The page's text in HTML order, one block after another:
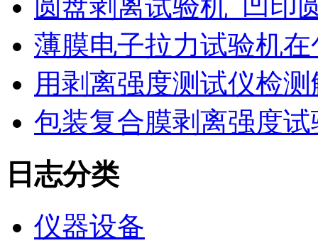
圆盘剥离试验机_凹印
薄膜电子拉力试验机
用剥离强度测试仪检
包装复合膜剥离强度
日志分类
仪器设备